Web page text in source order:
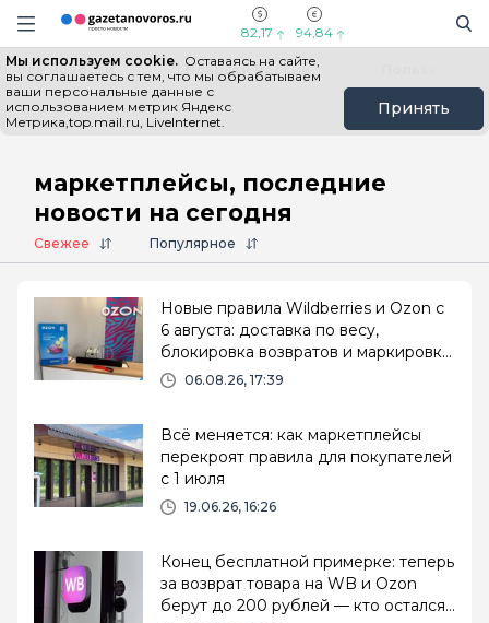
Информационный портал "ГазетаНоворос.ру"
Навигация сайта
82,17 94,84
Мы используем cookie. Оставаясь на сайте,
вы соглашаетесь с тем, что мы обрабатываем
ваши персональные данные с
использованием метрик Яндекс
Метрика,top.mail.ru, LiveInternet.
Принять
Все новости Новости России
Главная # маркетплейсы
маркетплейсы, последние
новости на сегодня
Свежее Популярное
Новые правила Wildberries и Ozon с
6 августа: доставка по весу,
блокировка возвратов и маркировка
«Оригинал» уходит
06.08.26, 17:39
Всё меняется: как маркетплейсы
перекроят правила для покупателей
с 1 июля
19.06.26, 16:26
Конец бесплатной примерке: теперь
за возврат товара на WB и Ozon
берут до 200 рублей — кто остался